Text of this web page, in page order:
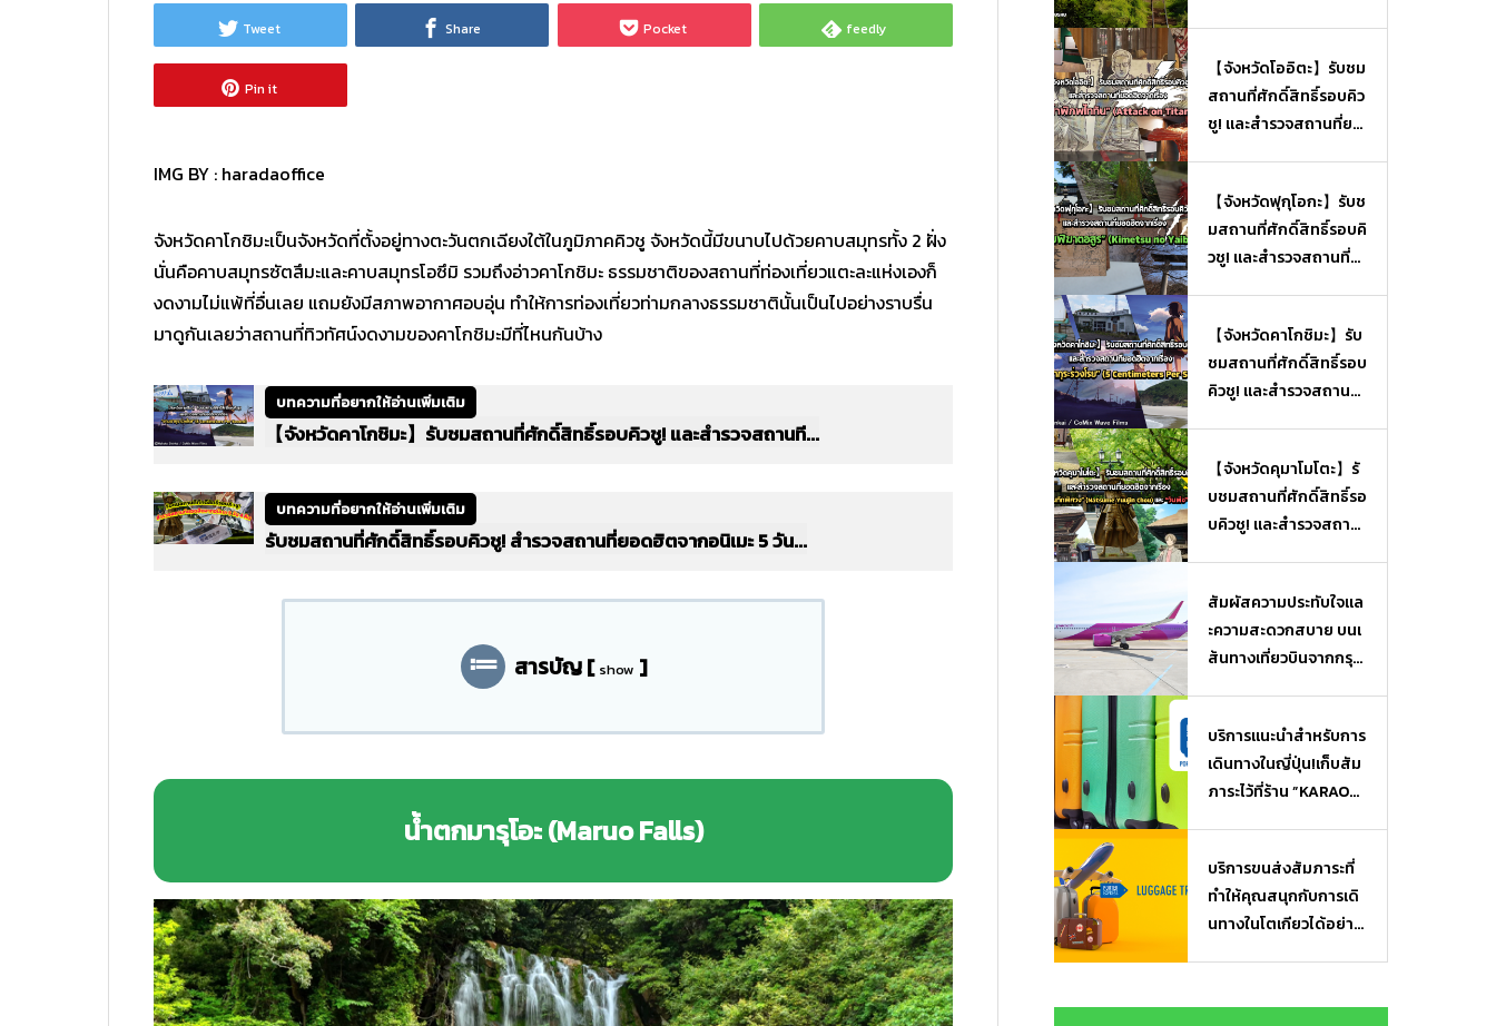
Tweet Share Pocket feedly
Pin it
IMG BY : haradaoffice
จังหวัดคาโกชิมะเป็นจังหวัดที่ตั้งอยู่ทางตะวันตกเฉียงใต้ในภูมิภาคคิวชู จังหวัดนี้มีขนาบไปด้วยคาบสมุทรทั้ง 2 ฝั่ง
นั่นคือคาบสมุทรซัตสึมะและคาบสมุทรโอซึมิ รวมถึงอ่าวคาโกชิมะ ธรรมชาติของสถานที่ท่องเที่ยวแตะละแห่งเองก็
งดงามไม่แพ้ที่อื่นเลย แถมยังมีสภาพอากาศอบอุ่น ทำให้การท่องเที่ยวท่ามกลางธรรมชาตินั้นเป็นไปอย่างราบรื่น
มาดูกันเลยว่าสถานที่ทิวทัศน์งดงามของคาโกชิมะมีที่ไหนกันบ้าง
บทความที่อยากให้อ่านเพิ่มเติม
【จังหวัดคาโกชิมะ】รับชมสถานที่ศักดิ์สิทธิ์รอบคิวชู! และสำรวจสถานที...
บทความที่อยากให้อ่านเพิ่มเติม
รับชมสถานที่ศักดิ์สิทธิ์รอบคิวชู! สำรวจสถานที่ยอดฮิตจากอนิเมะ 5 วัน...
สารบัญ[ show ]
น้ำตกมารุโอะ (Maruo Falls)
【จังหวัดโออิตะ】รับชม
สถานที่ศักดิ์สิทธิ์รอบคิว
ชู! และสำรวจสถานที่ยอ
n)【จังหวัดฟุกุโอกะ】รับช
มสถานที่ศักดิ์สิทธิ์รอบคิ
วชู! และสำรวจสถานที่ย
Yaiba)
【จังหวัดคาโกชิมะ】รับ
ชมสถานที่ศักดิ์สิทธิ์รอบ
คิวชู! และสำรวจสถานที่
meters Per Second)
【จังหวัดคุมาโมโตะ】รั
บชมสถานที่ศักดิ์สิทธิ์รอ
บคิวชู! และสำรวจสถาน
atsume Yuujin Chou)
และ “วันพีซ” (One Piec
e)
สัมผัสความประทับใจแล
ะความสะดวกสบาย บนเ
ส้นทางเที่ยวบินจากกรุงเ
บริการแนะนำสำหรับการ
เดินทางในญี่ปุ่น!เก็บสัม
ภาระไว้ที่ร้าน ”KARAOK
ต้องหิ้วของ♪ บริการฝา
กสัมภาระ Luggage Sto
rage
บริการขนส่งสัมภาระที่
ทำให้คุณสนุกกับการเดิ
นทางในโตเกียวได้อย่างเ
ไม่ต้องถือของ ! Lugga